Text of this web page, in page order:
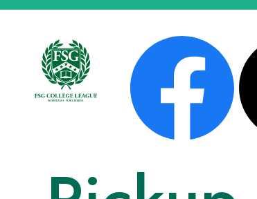
FSGカレッジリーグにつ
FSGが選ばれる理由
学費
保護者の皆様へ